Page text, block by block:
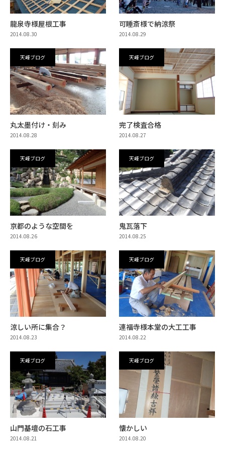
龍泉寺様屋根工事
2014.08.30
可睡斎様で納涼祭
2014.08.29
天峰ブログ
丸太墨付け・刻み
2014.08.28
天峰ブログ
完了検査合格
2014.08.27
天峰ブログ
京都のような空間を
2014.08.26
天峰ブログ
鬼瓦落下
2014.08.25
天峰ブログ
涼しい所に集合？
2014.08.23
天峰ブログ
連福寺様本堂の大工工事
2014.08.22
天峰ブログ
山門基壇の石工事
2014.08.21
天峰ブログ
懐かしい
2014.08.20